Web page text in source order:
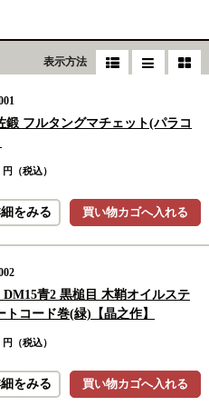
表示方法
鍛 フルタングマチェット(パラコ
円（税込）
買い物カゴへ入れる
をみる
DM15青2 黒槌目 木鞘オイルステ
コード巻(緑)【晶之作】
円（税込）
買い物カゴへ入れる
をみる